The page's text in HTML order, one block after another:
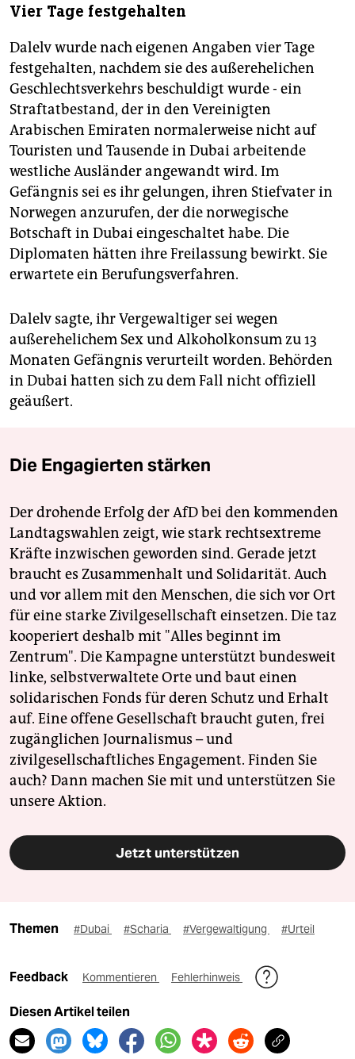
Vier Tage festgehalten
Dalelv wurde nach eigenen Angaben vier Tage
festgehalten, nachdem sie des außerehelichen
Geschlechtsverkehrs beschuldigt wurde - ein
Straftatbestand, der in den Vereinigten
Arabischen Emiraten normalerweise nicht auf
Touristen und Tausende in Dubai arbeitende
westliche Ausländer angewandt wird. Im
Gefängnis sei es ihr gelungen, ihren Stiefvater in
Norwegen anzurufen, der die norwegische
Botschaft in Dubai eingeschaltet habe. Die
Diplomaten hätten ihre Freilassung bewirkt. Sie
erwartete ein Berufungsverfahren.
Dalelv sagte, ihr Vergewaltiger sei wegen
außerehelichem Sex und Alkoholkonsum zu 13
Monaten Gefängnis verurteilt worden. Behörden
in Dubai hatten sich zu dem Fall nicht offiziell
geäußert.
Die Engagierten stärken
Der drohende Erfolg der AfD bei den kommenden
Landtagswahlen zeigt, wie stark rechtsextreme
Kräfte inzwischen geworden sind. Gerade jetzt
braucht es Zusammenhalt und Solidarität. Auch
und vor allem mit den Menschen, die sich vor Ort
für eine starke Zivilgesellschaft einsetzen. Die taz
kooperiert deshalb mit "Alles beginnt im
Zentrum". Die Kampagne unterstützt bundesweit
linke, selbstverwaltete Orte und baut einen
solidarischen Fonds für deren Schutz und Erhalt
auf. Eine offene Gesellschaft braucht guten, frei
zugänglichen Journalismus – und
zivilgesellschaftliches Engagement. Finden Sie
auch? Dann machen Sie mit und unterstützen Sie
unsere Aktion.
Jetzt unterstützen
Themen #Dubai #Scharia #Vergewaltigung #Urteil
Feedback Kommentieren Fehlerhinweis
Diesen Artikel teilen